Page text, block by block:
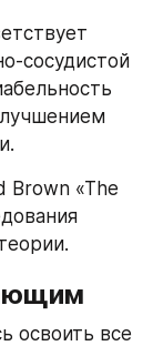
сосудистой
Brown «The
освоить все